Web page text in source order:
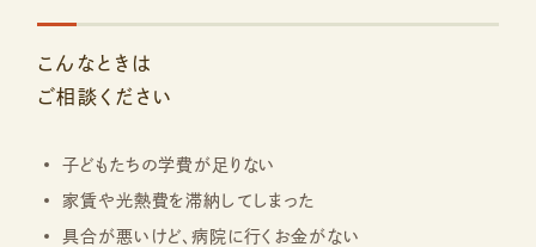
こんなときは
ご相談ください
子どもたちの学費が足りない
家賃や光熱費を滞納してしまった
具合が悪いけど、病院に行くお金がない